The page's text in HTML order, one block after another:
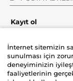
Şirket
Kayıt ol
İnternet sitemizin
sunulması için
deneyiminizin
faaliyetlerinin